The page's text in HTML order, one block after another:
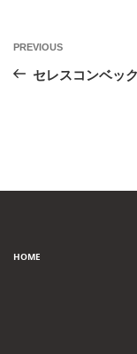
投
稿
ゲ
シ
Previous
PREVIOUS
セレスコンベッ
HOME